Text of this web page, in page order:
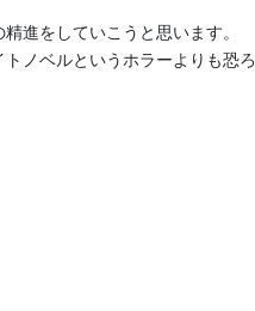
進をしていこうと思います。
ノベルというホラーよりも恐ろ